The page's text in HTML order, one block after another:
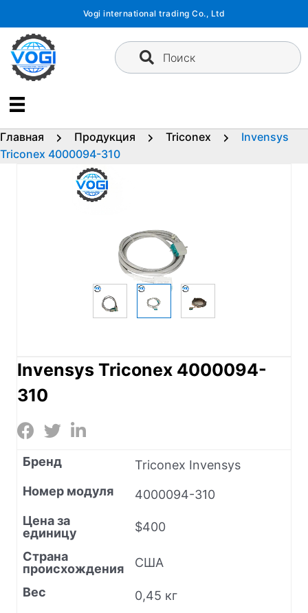
содержимому
Vogi international trading Co., Ltd
Поиск
Главная Продукция Triconex
Invensys
Triconex 4000094-310
Invensys Triconex 4000094-
310
Бренд
Triconex Invensys
Номер модуля
4000094-310
Цена за
единицу
$400
Страна
происхождения
США
Вес
0,45 кг